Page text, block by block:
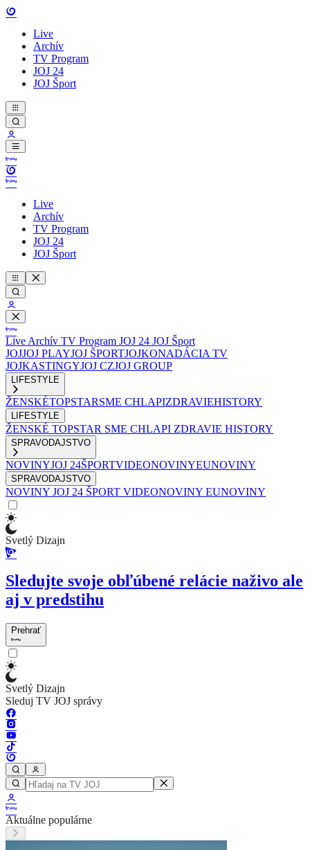
Live
Archív
TV Program
JOJ 24
JOJ Šport
Live
Archív
TV Program
JOJ 24
JOJ Šport
Live Archív TV Program JOJ 24 JOJ Šport
JOJJOJ PLAYJOJ ŠPORTJOJKONADÁCIA TV
JOJKASTINGYJOJ CZJOJ GROUP
LIFESTYLE
ŽENSKÉTOPSTARSME CHLAPIZDRAVIEHISTORY
LIFESTYLE
ŽENSKÉ TOPSTAR SME CHLAPI ZDRAVIE HISTORY
SPRAVODAJSTVO
NOVINYJOJ 24ŠPORTVIDEONOVINYEUNOVINY
SPRAVODAJSTVO
NOVINY JOJ 24 ŠPORT VIDEONOVINY EUNOVINY
Svetlý Dizajn
Sledujte svoje obľúbené relácie naživo ale
aj v predstihu
Prehrať
Svetlý Dizajn
Sleduj TV JOJ správy
Aktuálne populárne